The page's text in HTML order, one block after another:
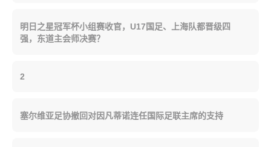
明日之星冠军杯小组赛收官，U17国足、上海队都晋级四
强，东道主会师决赛？
2
塞尔维亚足协撤回对因凡蒂诺连任国际足联主席的支持